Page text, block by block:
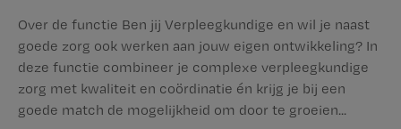
Over de functie Ben jij Verpleegkundige en wil je naast
goede zorg ook werken aan jouw eigen ontwikkeling? In
deze functie combineer je complexe verpleegkundige
zorg met kwaliteit en coördinatie én krijg je bij een
goede match de mogelijkheid om door te groeien...